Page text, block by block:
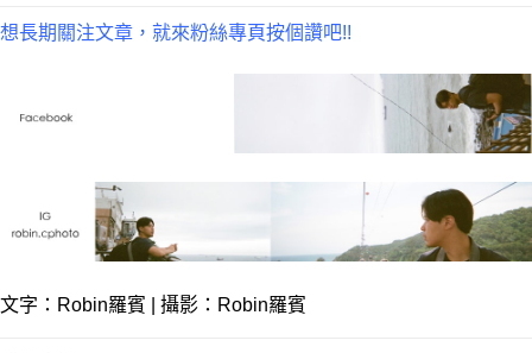
想長期關注文章，就來粉絲專頁按個讚吧!!
文字： Robin羅賓 | 攝影：Robin羅賓